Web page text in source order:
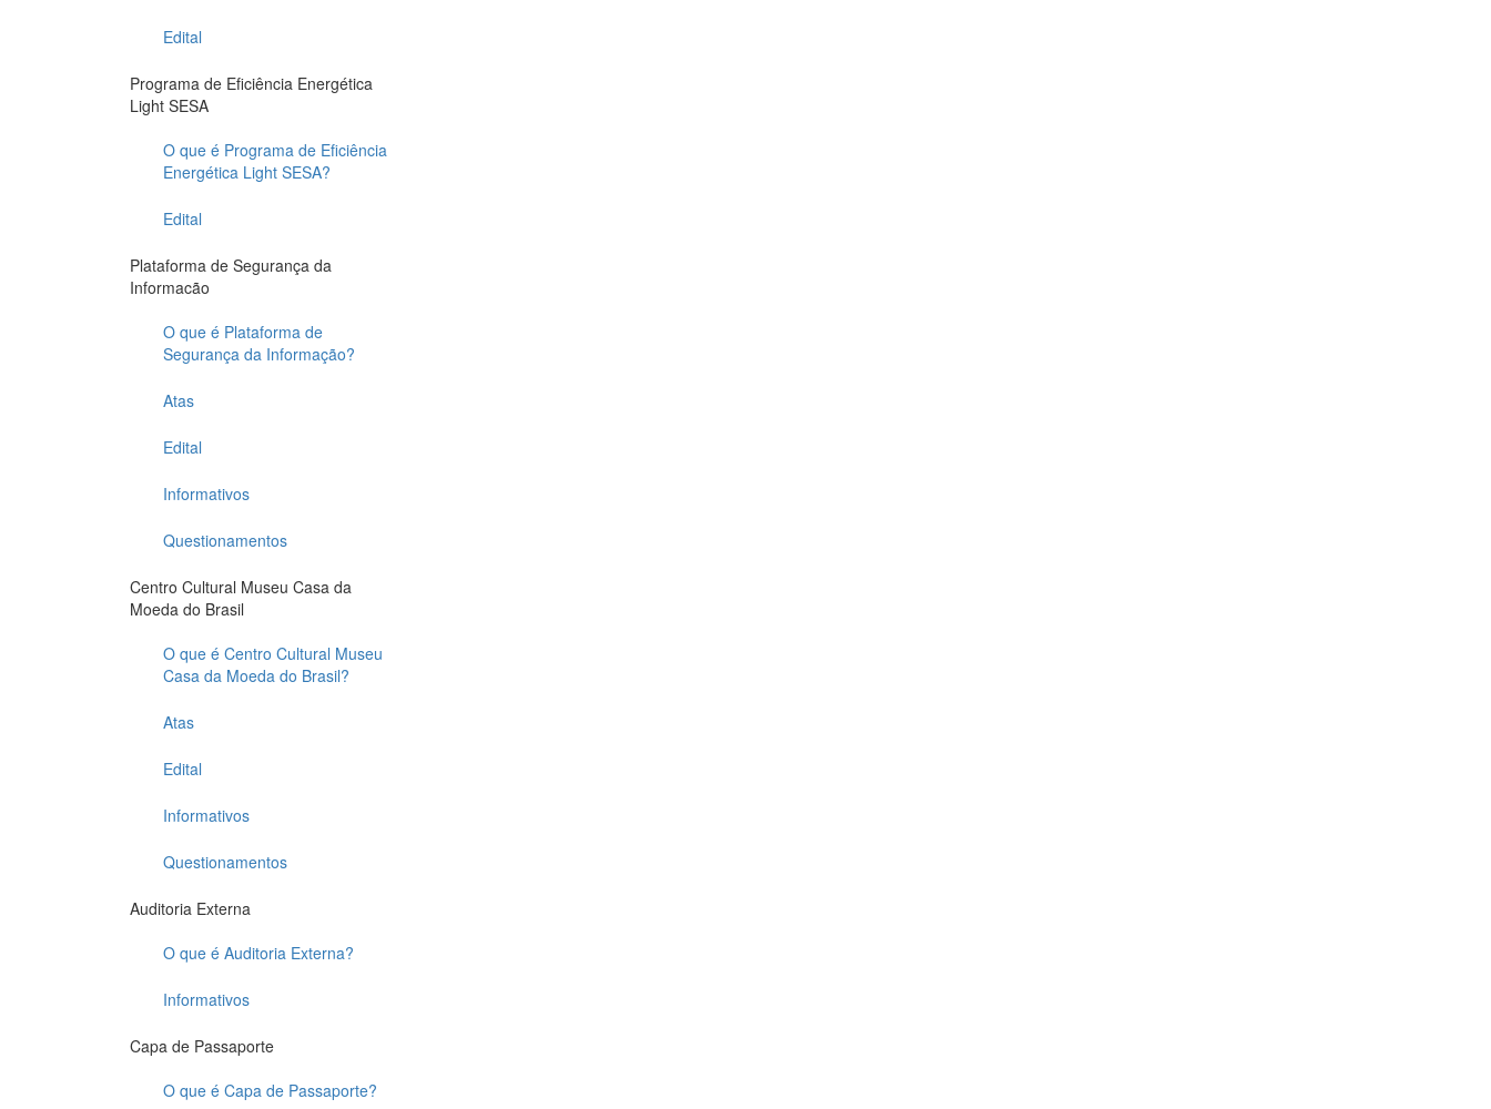
Edital
Programa de Eficiência Energética
Light SESA
O que é Programa de Eficiência
Energética Light SESA?
Edital
Plataforma de Segurança da
Informacão
O que é Plataforma de
Segurança da Informação?
Atas
Edital
Informativos
Questionamentos
Centro Cultural Museu Casa da
Moeda do Brasil
O que é Centro Cultural Museu
Casa da Moeda do Brasil?
Atas
Edital
Informativos
Questionamentos
Auditoria Externa
O que é Auditoria Externa?
Informativos
Capa de Passaporte
O que é Capa de Passaporte?